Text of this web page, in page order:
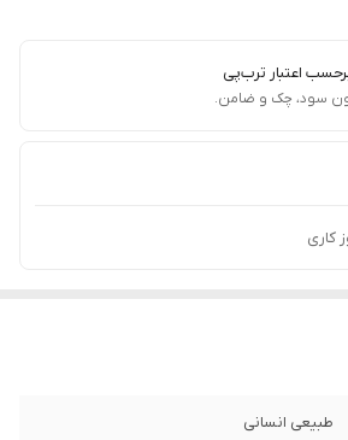
اعتبار ترب‌پی
کاری
طبیعی انسانی